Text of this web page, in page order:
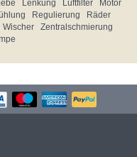
Lenkung Luftfilter
Motor
Regulierung
Räder
Wischer
Zentralschmierung